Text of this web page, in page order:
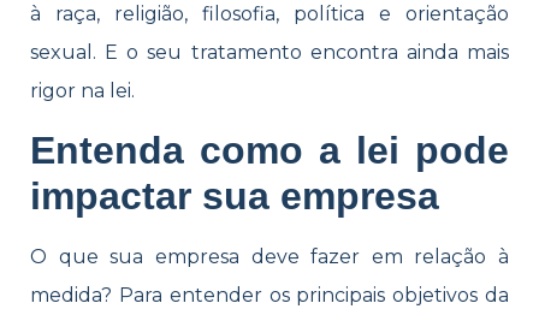
à raça, religião, filosofia, política e orientação
sexual. E o seu tratamento encontra ainda mais
rigor na lei.
Entenda como a lei pode
impactar sua empresa
O que sua empresa deve fazer em relação à
medida? Para entender os principais objetivos da